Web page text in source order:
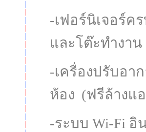
-เฟอร์นิเจอร์ค
และโต๊ะทำงาน
-เครื่องปรับอา
ห้อง (ฟรีล้างแ
-ระบบ Wi-Fi อิ